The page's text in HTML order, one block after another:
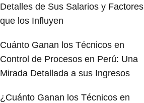
Detalles de Sus Salarios y Factores
que los Influyen
Cuánto Ganan los Técnicos en
Control de Procesos en Perú: Una
Mirada Detallada a sus Ingresos
¿Cuánto Ganan los Técnicos en